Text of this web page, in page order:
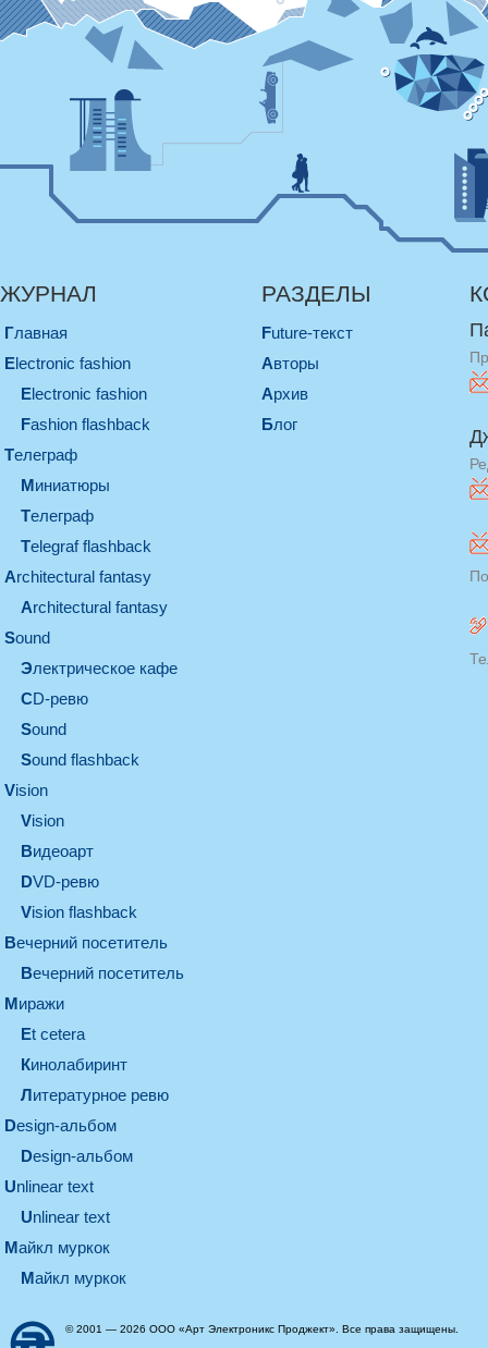
ЖУРНАЛ
Главная
electronic fashion
electronic fashion
Fashion flashback
телеграф
миниатюры
телеграф
Telegraf flashback
architectural fantasy
architectural fantasy
sound
электрическое кафе
CD-ревю
sound
Sound flashback
vision
vision
видеоарт
DVD-ревю
Vision flashback
вечерний посетитель
вечерний посетитель
миражи
et cetera
кинолабиринт
литературное ревю
design-альбом
design-альбом
unlinear text
Unlinear text
майкл муркок
майкл муркок
РАЗДЕЛЫ
Future-текст
Авторы
Архив
Блог
© 2001 — 2026 ООО «Арт Электроникс Проджект». Все права защищены.